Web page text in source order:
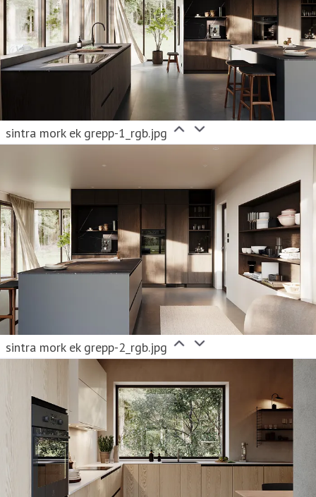
sintra mork ek grepp-1_rgb.jpg
sintra mork ek grepp-2_rgb.jpg